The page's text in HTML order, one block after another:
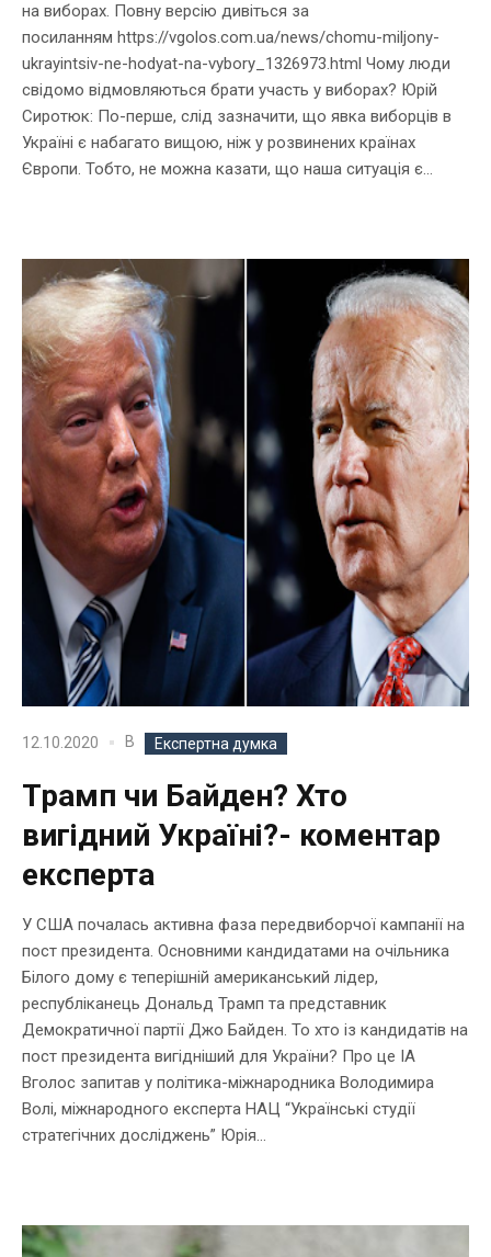
на виборах. Повну версію дивіться за
посиланням https://vgolos.com.ua/news/chomu-miljony-
ukrayintsiv-ne-hodyat-na-vybory_1326973.html Чому люди
свідомо відмовляються брати участь у виборах? Юрій
Сиротюк: По-перше, слід зазначити, що явка виборців в
Україні є набагато вищою, ніж у розвинених країнах
Європи. Тобто, не можна казати, що наша ситуація є...
12.10.2020 В Експертна думка
Трамп чи Байден? Хто
вигідний Україні?- коментар
експерта
У США почалась активна фаза передвиборчої кампанії на
пост президента. Основними кандидатами на очільника
Білого дому є теперішній американський лідер,
республіканець Дональд Трамп та представник
Демократичної партії Джо Байден. То хто із кандидатів на
пост президента вигідніший для України? Про це ІА
Вголос запитав у політика-міжнародника Володимира
Волі, міжнародного експерта НАЦ “Українські студії
стратегічних досліджень” Юрія...